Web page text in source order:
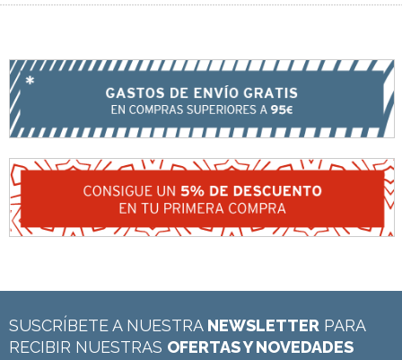
SUSCRÍBETE A NUESTRA NEWSLETTER PARA
RECIBIR NUESTRAS OFERTAS Y NOVEDADES